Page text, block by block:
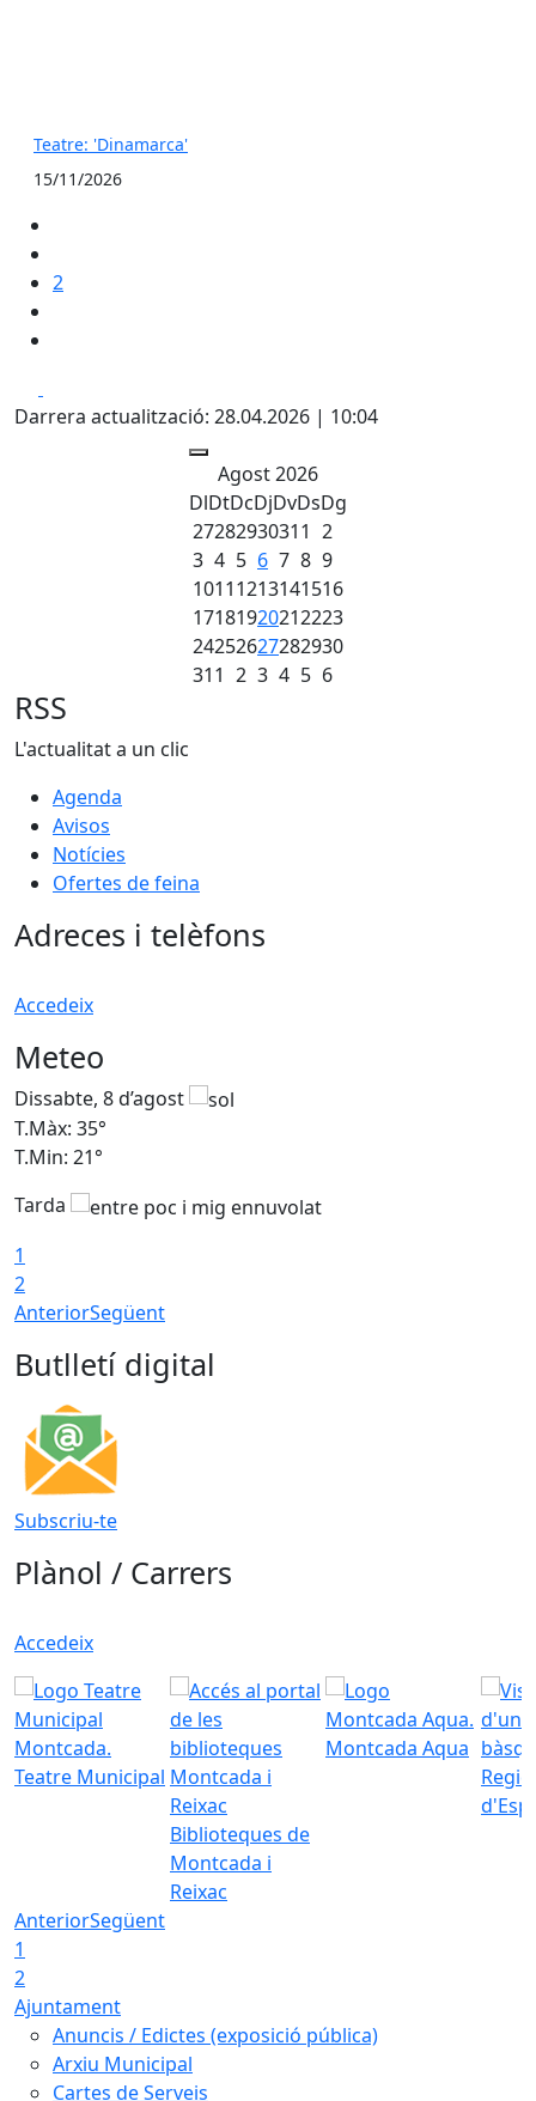
Teatre: 'Dinamarca'
15/11/2026
2
Darrera actualització: 28.04.2026 | 10:04
Agost 2026
DlDtDcDjDvDsDg
27282930311 2
3 4 5 6 7 8 9
10111213141516
17181920212223
24252627282930
311 2 3 4 5 6
RSS
L'actualitat a un clic
Agenda
Avisos
Notícies
Ofertes de feina
Adreces i telèfons
Accedeix
Meteo
Dissabte, 8 d’agost
T.Màx: 35°
T.Min: 21°
Tarda
1
2
AnteriorSegüent
Butlletí digital
Subscriu-te
Plànol / Carrers
Accedeix
Teatre Municipal
Biblioteques de
Montcada i
Reixac
Montcada Aqua
AnteriorSegüent
1
2
Ajuntament
Anuncis / Edictes (exposició pública)
Arxiu Municipal
Cartes de Serveis